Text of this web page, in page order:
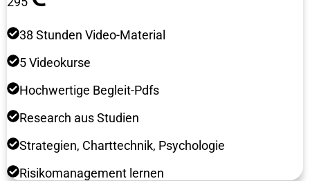
38 Stunden Video-Material
5 Videokurse
Hochwertige Begleit-Pdfs
Research aus Studien
Strategien, Charttechnik, Psychologie
Risikomanagement lernen